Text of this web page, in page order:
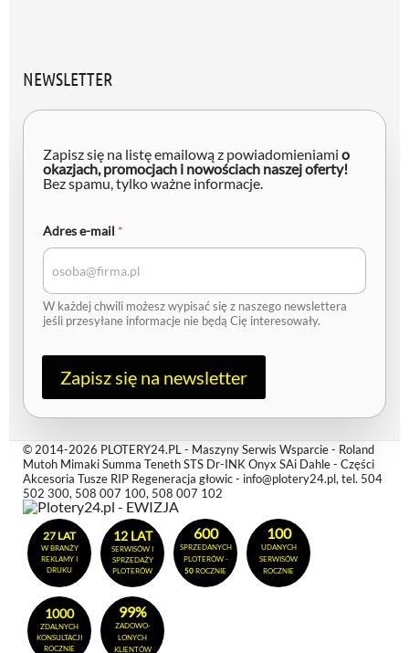
NEWSLETTER
e
-
m
l
A
e
s
Zapisz się na listę emailową z powiadomieniami o
okazjach, promocjach i nowościach naszej oferty!
Bez spamu, tylko ważne informacje.
Adres e-mail *
W każdej chwili możesz wypisać się z naszego newslettera
jeśli przesyłane informacje nie będą Cię interesowały.
Zapisz się na newsletter
© 2014-2026 PLOTERY24.PL - Maszyny Serwis Wsparcie - Roland
Mutoh Mimaki Summa Teneth STS Dr-INK Onyx SAi Dahle - Części
Akcesoria Tusze RIP Regeneracja głowic - info@plotery24.pl, tel. 504
502 300, 508 007 100, 508 007 102
27 LAT
W BRANŻY
REKLAMY I
DRUKU
12 LAT
SERWISÓW I
SPRZEDAŻY
PLOTERÓW
600
SPRZEDANYCH
PLOTERÓW -
50 ROCZNIE
100
UDANYCH
SERWISÓW
ROCZNIE
1000
ZDALNYCH
KONSULTACJI
ROCZNIE
99%
ZADOWO-
LONYCH
KLIENTÓW